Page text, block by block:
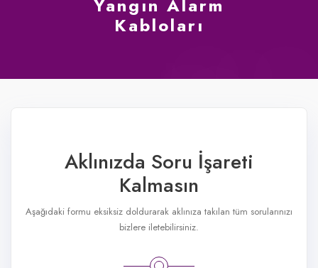
Yangın Alarm
Kabloları
Aklınızda Soru İşareti
Kalmasın
Aşağıdaki formu eksiksiz doldurarak aklınıza takılan tüm sorularınızı
bizlere iletebilirsiniz.